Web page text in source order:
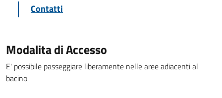
Contatti
Modalita di Accesso
E' possibile passeggiare liberamente nelle aree adiacenti al
bacino